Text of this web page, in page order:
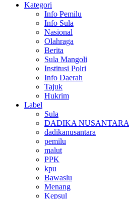
Kategori
Info Pemilu
Info Sula
Nasional
Olahraga
Berita
Sula Mangoli
Institusi Polri
Info Daerah
Tajuk
Hukrim
Label
Sula
DADIKA NUSANTARA
dadikanusantara
pemilu
malut
PPK
kpu
Bawaslu
Menang
Kepsul